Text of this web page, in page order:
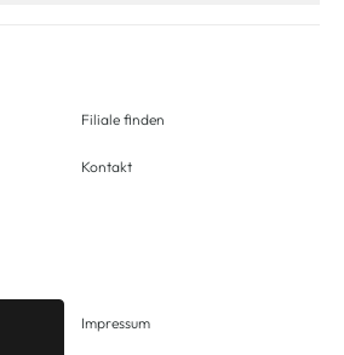
Filiale finden
Kontakt
Impressum